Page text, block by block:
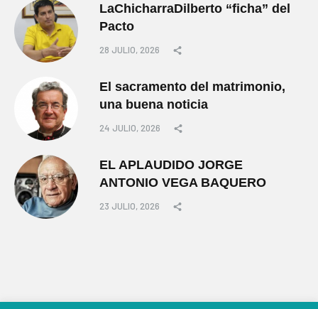
LaChicharraDilberto “ficha” del
Pacto
28 JULIO, 2026
El sacramento del matrimonio,
una buena noticia
24 JULIO, 2026
EL APLAUDIDO JORGE
ANTONIO VEGA BAQUERO
23 JULIO, 2026